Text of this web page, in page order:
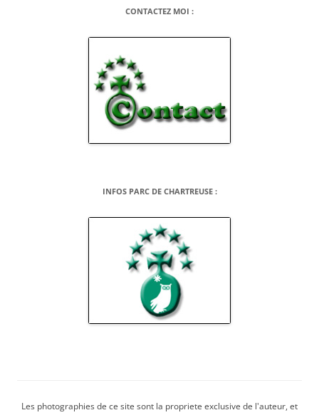
CONTACTEZ MOI :
INFOS PARC DE CHARTREUSE :
Les photographies de ce site sont la propriete exclusive de l'auteur, et